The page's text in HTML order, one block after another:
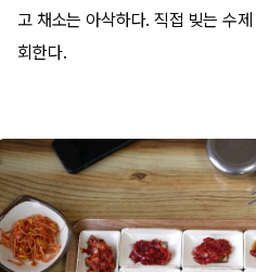
고 채소는 아삭하다. 직접 빚는 수
회한다.